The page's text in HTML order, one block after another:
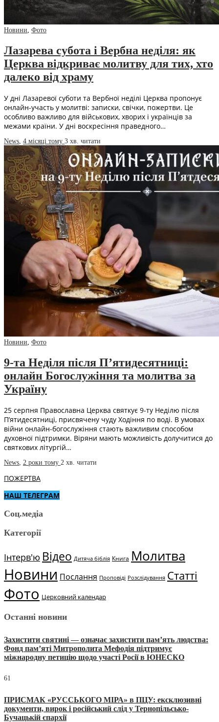
Новини, Фото
Лазарева субота і Вербна неділя: як
Церква відкриває молитву для тих, хто
далеко від храму
У дні Лазаревої суботи та Вербної неділі Церква пропонує
онлайн-участь у молитві: записки, свічки, пожертви. Це
особливо важливо для військових, хворих і українців за
межами країни. У дні воскресіння праведного…
News 4 місяці тому 3 хв. читати
Новини Фото
9-та Неділя після П’ятидесятниці:
онлайн Богослужіння та молитва за
Україну
25 серпня Православна Церква святкує 9-ту Неділю після
П’ятидесятниці, присвячену чуду Ходіння по воді. В умовах
війни онлайн-богослужіння стають важливим способом
духовної підтримки. Віряни мають можливість долучитися до
святкових літургій…
News 2 роки тому 2 хв. читати
ПОЖЕРТВА
НАШ ТЕЛЕГРАМ
Соц.медіа
Категорії
Інтерв'ю Відео Дитяча біблія Книга Молитва
Новини Послання Проповіді Розслідування Статті
Фото Церковний календар
Останні новини
Захистити святині — означає захистити пам’ять людства:
Фонд пам’яті Митрополита Мефодія підтримує
міжнародну петицію щодо участі Росії в ЮНЕСКО
61
ПРИСМАК «РУССЬКОГО МІРА» в ПЦУ: ексклюзивні
документи, вирок і російський слід у Тернопільсько-
Бучацькій єпархії